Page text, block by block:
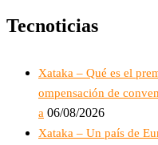
Tecnoticias
Xataka – Qué es el
ompensación de
a 06/08/2026
Xataka – Un país de